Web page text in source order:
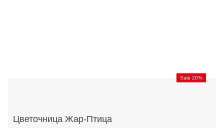
Sale 20%
Цветочница Жар-Птица